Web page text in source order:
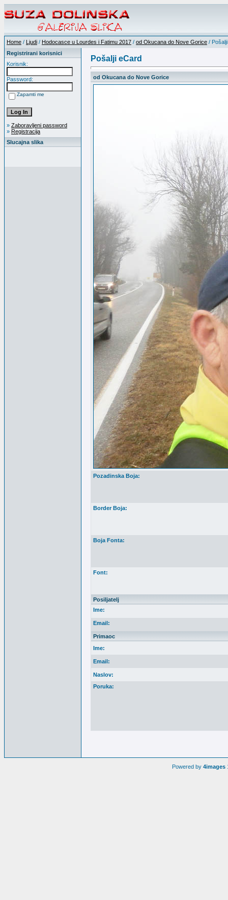
Home / Ljudi / Hodocasce u Lourdes i Fatimu 2017 / od Okucana do Nove Gorice /
Registrirani korisnici
Korisnik:
Password:
Zapamti me
» Zaboravljeni password
» Registracija
Slucajna slika
Pošalji eCard
od Okucana do Nove Gorice
Pozadinska Boja:
Border Boja:
Boja Fonta:
Font:
Posiljatelj
Ime:
Email:
Primaoc
Ime:
Email:
Naslov:
Poruka:
Powered by 4images